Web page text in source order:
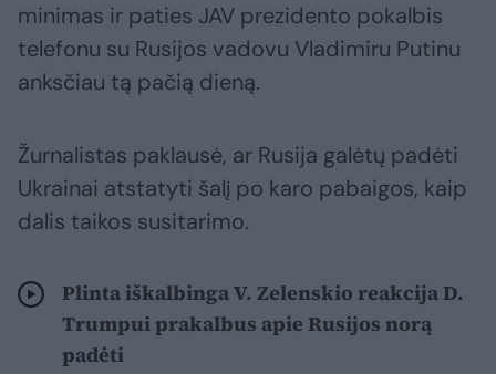
minimas ir paties JAV prezidento pokalbis
telefonu su Rusijos vadovu Vladimiru Putinu
anksčiau tą pačią dieną.
Žurnalistas paklausė, ar Rusija galėtų padėti
Ukrainai atstatyti šalį po karo pabaigos, kaip
dalis taikos susitarimo.
Plinta iškalbinga V. Zelenskio reakcija D.
Trumpui prakalbus apie Rusijos norą
padėti